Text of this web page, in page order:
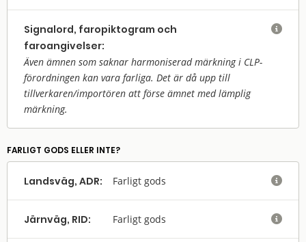
Signalord, faropiktogram och
faroangivelser:
Även ämnen som saknar harmoniserad märkning i CLP-
förordningen kan vara farliga. Det är då upp till
tillverkaren/importören att förse ämnet med lämplig
märkning.

FARLIGT GODS ELLER INTE?
Landsväg, ADR: Farligt gods 
Järnväg, RID: Farligt gods 